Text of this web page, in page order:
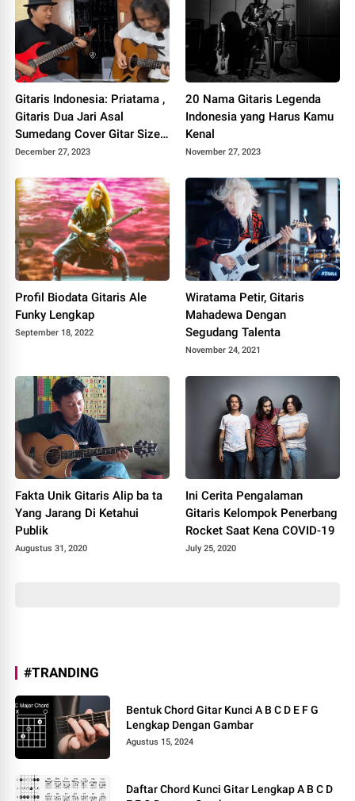
Gitaris Indonesia: Priatama ,
Gitaris Dua Jari Asal
Sumedang Cover Gitar Size
The Day Buat Para Gitaris
December 27, 2023
20 Nama Gitaris Legenda
Indonesia yang Harus Kamu
Kenal
November 27, 2023
Profil Biodata Gitaris Ale
Funky Lengkap
September 18, 2022
Wiratama Petir, Gitaris
Mahadewa Dengan
Segudang Talenta
November 24, 2021
Fakta Unik Gitaris Alip ba ta
Yang Jarang Di Ketahui
Publik
Augustus 31, 2020
Ini Cerita Pengalaman
Gitaris Kelompok Penerbang
Rocket Saat Kena COVID-19
July 25, 2020
#TRANDING
Bentuk Chord Gitar Kunci A B C D E F G
Lengkap Dengan Gambar
Agustus 15, 2024
Daftar Chord Kunci Gitar Lengkap A B C D